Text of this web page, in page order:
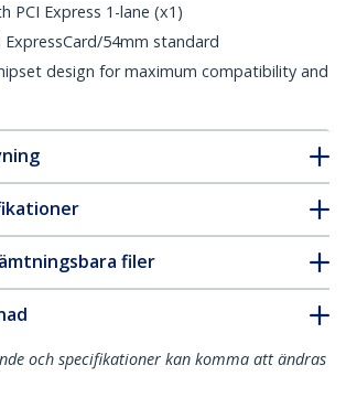
PCI Express 1-lane (x1)
54mm standard
design for maximum compatibility and
filer
och specifikationer kan komma att ändras